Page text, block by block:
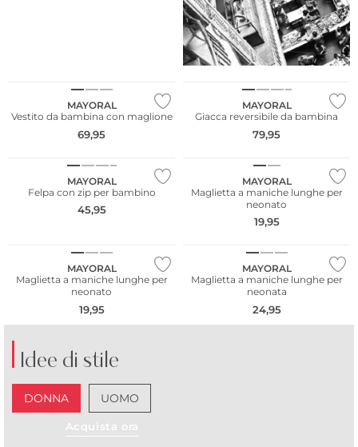
MAYORAL
Vestito da bambina con maglione
69,95
NUOVO
MAYORAL
Giacca reversibile da bambina
79,95
MAYORAL
Felpa con zip per bambino
45,95
MAYORAL
Maglietta a maniche lunghe per
neonato
19,95
MAYORAL
Maglietta a maniche lunghe per
neonato
19,95
MAYORAL
Maglietta a maniche lunghe per
neonata
24,95
Idee di stile
DONNA UOMO
Acquista ora